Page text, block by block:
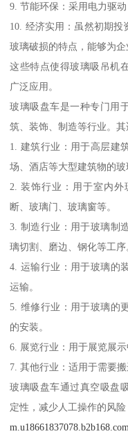
9. 节能环保：采用电力驱
10. 经济实用：虽然初期
玻璃破损的特点，能够为企
这些特点使得玻璃吸吊机
广泛应用。
玻璃吸盘车是一种专门用
筑、装饰、制造等行业。其
1. 建筑行业：用于高层建
场、酒店等大型建筑物的玻
2. 装饰行业：用于室内
断、玻璃门、玻璃窗等。
3. 制造行业：用于玻璃制
璃切割、磨边、钢化等工序
4. 运输行业：用于玻璃的
运输。
5. 维修行业：用于玻璃的
的安装。
6. 展览行业：用于展览展
7. 其他行业：适用于需要
玻璃吸盘车通过真空吸盘
定性，减少人工操作的风险